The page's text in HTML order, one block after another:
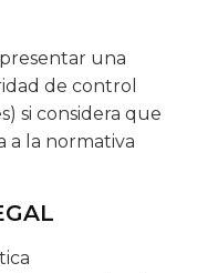
una
de control
si considera que
a la normativa